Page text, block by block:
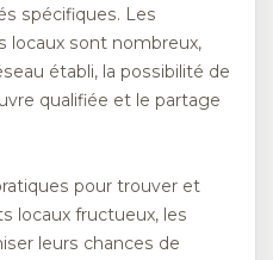
spécifiques. Les
locaux sont nombreux,
établi, la possibilité de
qualifiée et le partage
pour trouver et
locaux fructueux, les
leurs chances de